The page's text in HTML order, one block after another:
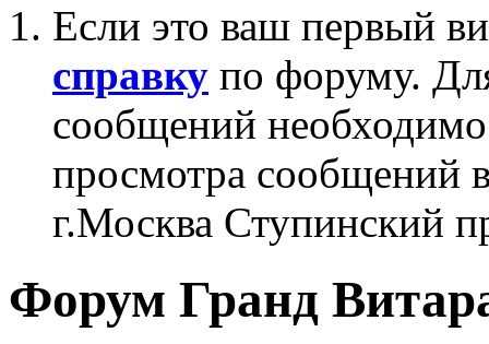
Если это ваш первый
справку по форуму.
сообщений
просмотра сообщений
г.Москва Ступинский
Форум Гранд